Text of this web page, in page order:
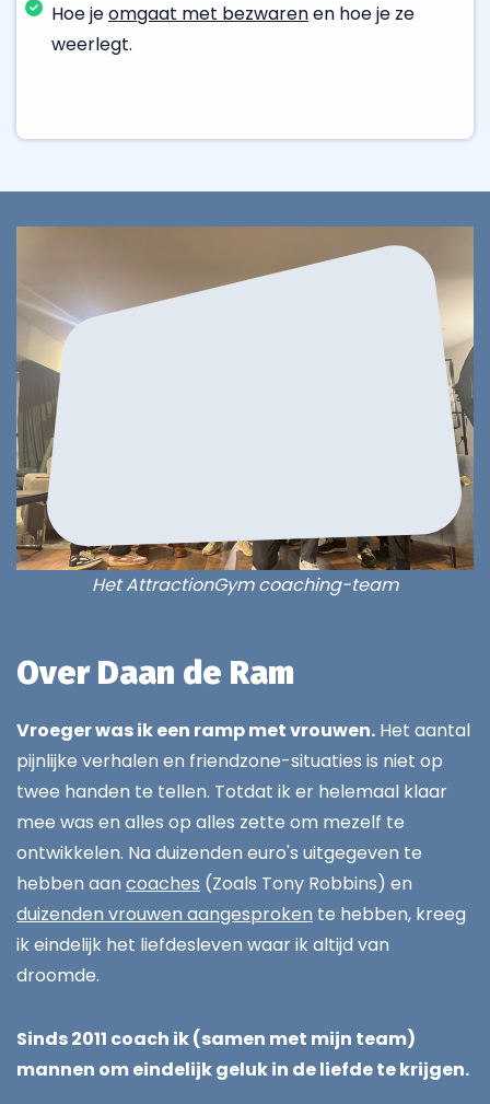
Hoe jeomgaat met bezwarenen hoe je ze
weerlegt.
Over Daan de Ram
Vroeger was ik een ramp met vrouwen. Het aantal
pijnlijke verhalen en friendzone-situaties is niet op
twee handen te tellen. Totdat ik er helemaal klaar
mee was en alles op alles zette om mezelf te
ontwikkelen. Na duizenden euro's uitgegeven te
hebben aan coaches (Zoals Tony Robbins) en
duizenden vrouwen aangesproken te hebben, kreeg
ik eindelijk het liefdesleven waar ik altijd van
droomde.
Sinds 2011 coach ik (samen met mijn team)
mannen om eindelijk geluk in de liefde te krijgen.
Het AttractionGym coaching-team